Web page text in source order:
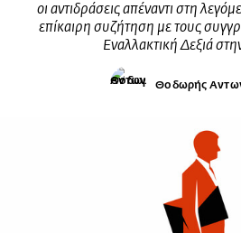
οι αντιδράσεις απέναντι στη
επίκαιρη συζήτηση με τους
Εναλλακτική Δεξιά
Θοδωρής